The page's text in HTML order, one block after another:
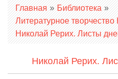
Вы здесь
Главная » Библиотека »
Литературное
Николай Рерих. Листы
Николай Рерих.